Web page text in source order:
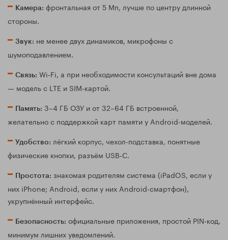
Камера: фронтальная от 5 Мп, лучше по центру длинной
стороны.
Звук: не менее двух динамиков, микрофоны с
шумоподавлением.
Связь: Wi‑Fi, а при необходимости консультаций вне дома
— модель с LTE и SIM‑картой.
Память: 3–4 ГБ ОЗУ и от 32–64 ГБ встроенной,
желательно с поддержкой карт памяти у Android-моделей.
Удобство: лёгкий корпус, чехол-подставка, понятные
физические кнопки, разъём USB‑C.
Простота: знакомая родителям система (iPadOS, если у
них iPhone; Android, если у них Android-смартфон),
укрупнённый интерфейс.
Безопасность: официальные приложения, простой PIN‑код,
минимум лишних уведомлений.